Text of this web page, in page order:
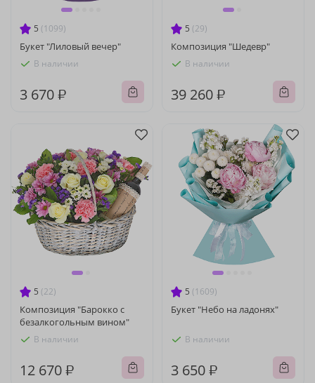
5 (1099)
Букет "Лиловый вечер"
В наличии
3 670 ₽
5 (29)
Композиция "Шедевр"
В наличии
39 260 ₽
5 (22)
Композиция "Барокко с
безалкогольным вином"
В наличии
12 670 ₽
5 (1609)
Букет "Небо на ладонях"
В наличии
3 650 ₽